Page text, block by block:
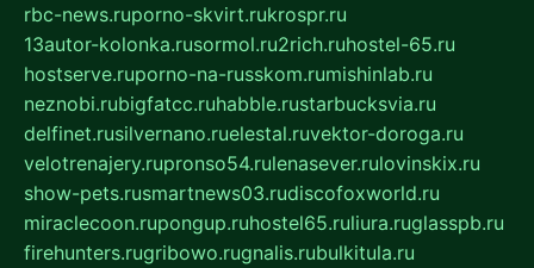
rbc-news.ruporno-skvirt.rukrospr.ru
13autor-kolonka.rusormol.ru2rich.ruhostel-65.ru
hostserve.ruporno-na-russkom.rumishinlab.ru
neznobi.rubigfatcc.ruhabble.rustarbucksvia.ru
delfinet.rusilvernano.ruelestal.ruvektor-doroga.ru
velotrenajery.rupronso54.rulenasever.rulovinskix.ru
show-pets.rusmartnews03.rudiscofoxworld.ru
miraclecoon.rupongup.ruhostel65.ruliura.ruglasspb.ru
firehunters.rugribowo.rugnalis.rubulkitula.ru